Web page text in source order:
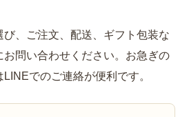
び、ご注文、配送、ギフト包装な
お問い合わせください。お急ぎの
でのご連絡が便利です。